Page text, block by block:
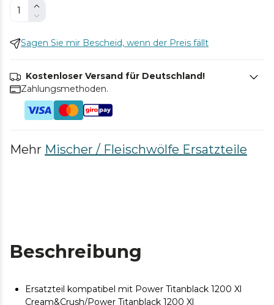
Sagen Sie mir Bescheid, wenn der Preis fällt
Kostenloser Versand für Deutschland!
Zahlungsmethoden.
Mehr Mischer / Fleischwölfe Ersatzteile
Beschreibung
Ersatzteil kompatibel mit Power Titanblack 1200 Xl
Cream&Crush/Power Titanblack 1200 Xl